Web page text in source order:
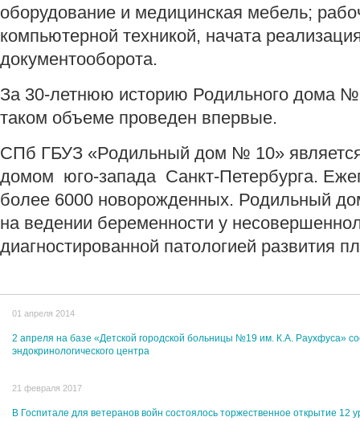
оборудование и медицинская мебель;
компьютерной техникой, начата
документооборота.
За 30-летнюю историю Родильного дома
таком объеме проведен впервые.
СПб ГБУЗ «Родильный дом № 10»
домом юго-запада Санкт-Петербурга.
более 6000 новорожденных. Родильный
на ведении беременности у
диагностированной патологией развития
01 апреля 2014
2 апреля на базе «Детской городской больницы №19 им. К.А. Раухфуса»
эндокринологического центра
21 февраля 2017
В Госпитале для ветеранов войн состоялось торжественное открытие 12